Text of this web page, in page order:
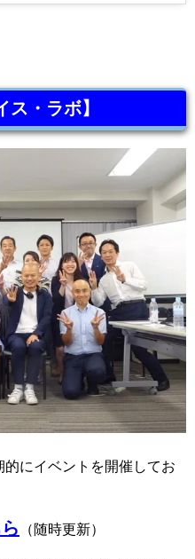
・ラボ】
的にイベントを開催してお
（随時更新）